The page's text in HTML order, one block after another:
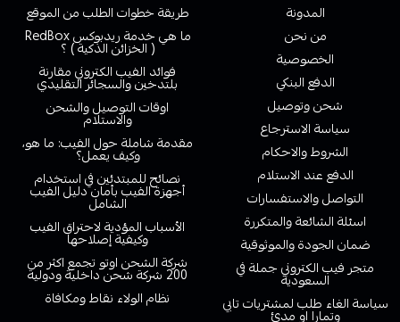
المدونة
من نحن
الخصوصية
الدفع البنكي
شحن وتوصيل
سياسة الاسترجاع
الشروط والاحكام
الدفع عند الاستلام
التواصل والاستفسارات
اسئلة الشائعة والمتكررة
ضمان الجودة والموثوقية
متجر فيب الكتروني جملة في
السعودية
سياسة الغاء طلب لمشتريات تابي
وتمارا او مدئ
طريقة خطوات الطلب من الموقع
ما هي خدمة ريدبوكس RedBox
( الخزائن الذكية ) ؟
فوائد الفيب الكتروني مقارنة
بلتدخين والسجائر التقليدي
اوقات التوصيل والشحن
والاستلام
مقدمة شاملة حول الفيب: ما هو،
وكيف يعمل؟
نصائح للمبتدئين في استخدام
أجهزة الفيب بأمان دليل الفيب
الشامل
الأسباب المؤدية لاحتراق الفيب
وكيفية إصلاحها
شركة الشحن اوتو تجمع اكثر من
200 شركة شحن داخلية ودولية
نظام الولاء نقاط ومكافاة